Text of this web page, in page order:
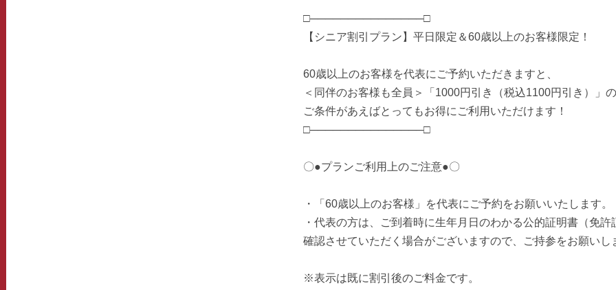
□───────────────□
【シニア割引プラン】平日限定＆60歳以上のお客様限定！
60歳以上のお客様を代表にご予約いただきますと、
＜同伴のお客様も全員＞「1000円引き（税込1100円引き）」
ご条件があえばとってもお得にご利用いただけます！
□───────────────□
〇●プランご利用上のご注意●〇
・「60歳以上のお客様」を代表にご予約をお願いいたします。
・代表の方は、ご到着時に生年月日のわかる公的証明書（免許
確認させていただく場合がございますので、ご持参をお願いし
※表示は既に割引後のご料金です。